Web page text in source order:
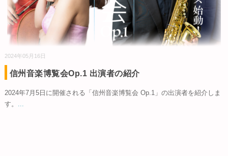
2024年05月16日
信州音楽博覧会Op.1 出演者の紹介
2024年7月5日に開催される「信州音楽博覧会 Op.1」の出演者を紹介しま
す。 ...